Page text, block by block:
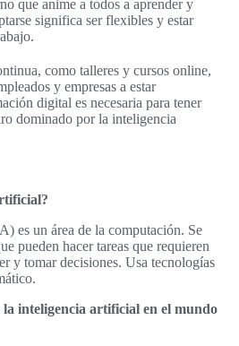
que anime a todos a aprender y
significa ser flexibles y estar
como talleres y cursos online,
y empresas a estar
digital es necesaria para tener
dominado por la inteligencia
es un área de la computación. Se
pueden hacer tareas que requieren
y tomar decisiones. Usa tecnologías
la inteligencia artificial en el mundo